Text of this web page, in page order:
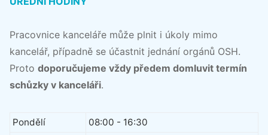
Pracovnice kanceláře může plnit i úkoly mimo
kancelář, případně se účastnit jednání orgánů OSH.
Proto doporučujeme vždy předem domluvit termín
schůzky v kanceláři.
Pondělí
08:00 - 16:30